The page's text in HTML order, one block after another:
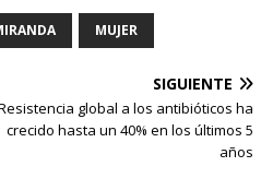
MUJER
SIGUIENTE
global a los antibióticos ha
crecido hasta un 40% en los últimos 5
años